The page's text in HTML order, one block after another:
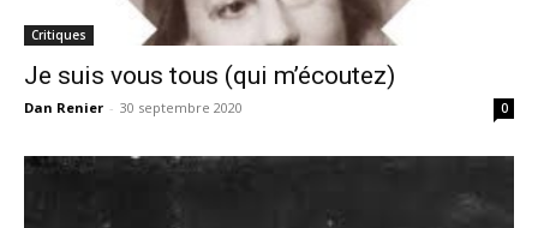
Critiques
Je suis vous tous (qui m’écoutez)
Dan Renier - 30 septembre 2020 0